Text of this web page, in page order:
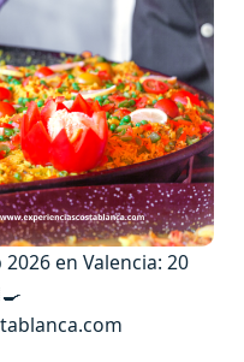
en Valencia: 20